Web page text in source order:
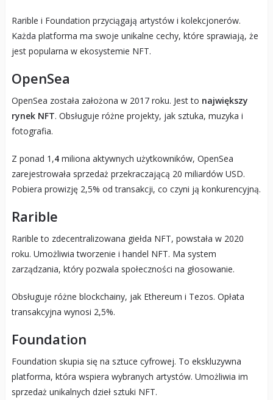
Rarible i Foundation przyciągają artystów i kolekcjonerów.
Każda platforma ma swoje unikalne cechy, które sprawiają, że
jest popularna w ekosystemie NFT.
OpenSea
OpenSea została założona w 2017 roku. Jest to największy
rynek NFT. Obsługuje różne projekty, jak sztuka, muzyka i
fotografia.
Z ponad 1,4miliona aktywnych użytkowników, OpenSea
zarejestrowała sprzedaż przekraczającą 20 miliardów USD.
Pobiera prowizję 2,5% od transakcji, co czyni ją konkurencyjną.
Rarible
Rarible to zdecentralizowana giełda NFT, powstała w 2020
roku. Umożliwia tworzenie i handel NFT. Ma system
zarządzania, który pozwala społeczności na głosowanie.
Obsługuje różne blockchainy, jak Ethereum i Tezos. Opłata
transakcyjna wynosi 2,5%.
Foundation
Foundation skupia się na sztuce cyfrowej. To ekskluzywna
platforma, która wspiera wybranych artystów. Umożliwia im
sprzedaż unikalnych dzieł sztuki NFT.